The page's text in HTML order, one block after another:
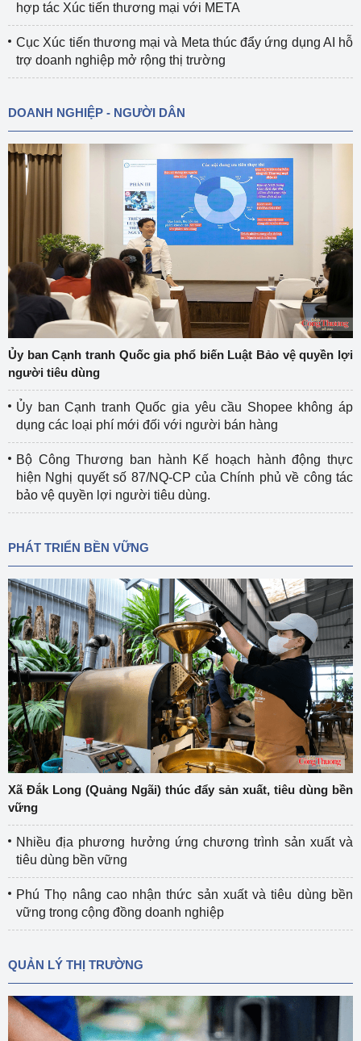
hợp tác Xúc tiến thương mại với META
Cục Xúc tiến thương mại và Meta thúc đẩy ứng dụng AI hỗ
trợ doanh nghiệp mở rộng thị trường
DOANH NGHIỆP - NGƯỜI DÂN
Ủy ban Cạnh tranh Quốc gia phổ biến Luật Bảo vệ quyền lợi
người tiêu dùng
Ủy ban Cạnh tranh Quốc gia yêu cầu Shopee không áp
dụng các loại phí mới đối với người bán hàng
Bộ Công Thương ban hành Kế hoạch hành động thực
hiện Nghị quyết số 87/NQ-CP của Chính phủ về công tác
bảo vệ quyền lợi người tiêu dùng.
PHÁT TRIỂN BỀN VỮNG
Xã Đắk Long (Quảng Ngãi) thúc đẩy sản xuất, tiêu dùng bền
vững
Nhiều địa phương hưởng ứng chương trình sản xuất và
tiêu dùng bền vững
Phú Thọ nâng cao nhận thức sản xuất và tiêu dùng bền
vững trong cộng đồng doanh nghiệp
QUẢN LÝ THỊ TRƯỜNG